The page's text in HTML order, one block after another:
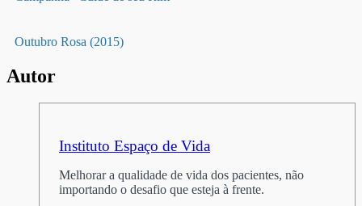
Outubro Rosa (2015)
Autor
Instituto Espaço de Vida
Melhorar a qualidade de vida dos pacientes, não
importando o desafio que esteja à frente.